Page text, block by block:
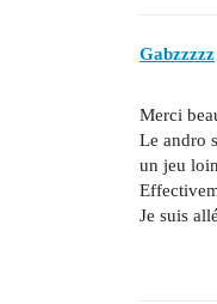
Gabzzzzz
Merci
Le andro
un jeu
Je suis